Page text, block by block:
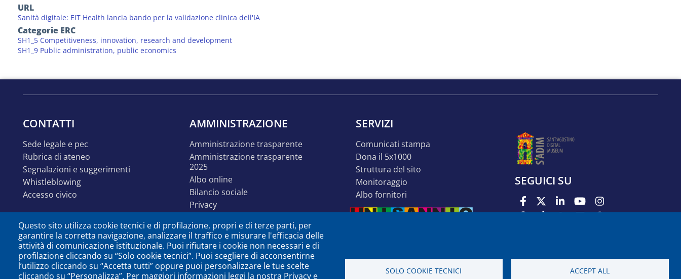
URL
Sanità digitale: EIT Health lancia bando per la validazione clinica dell'IA
Categorie ERC
SH1_5 Competitiveness, innovation, research and development
SH1_9 Public administration, public economics
CONTATTI
sede legale e pec
rubrica di ateneo
segnalazioni e suggerimenti
whistleblowing
accesso civico
AMMINISTRAZIONE
amministrazione trasparente
amministrazione trasparente
2025
albo online
bilancio sociale
privacy
accessibilità
disabilità o dsa
identità e linee guida
comunicazione
SERVIZI
comunicati stampa
dona il 5x1000
struttura del sito
monitoraggio
albo fornitori
SEGUICI SU
Questo sito utilizza cookie tecnici e di profilazione, propri e di terze parti, per
garantire la corretta navigazione, analizzare il traffico e misurare l'efficacia delle
attività di comunicazione istituzionale. Puoi rifiutare i cookie non necessari e di
profilazione cliccando su “Solo cookie tecnici”. Puoi scegliere di acconsentirne
l’utilizzo cliccando su “Accetta tutti” oppure puoi personalizzare le tue scelte
cliccando su “Personalizza”. Per maggiori informazioni leggi la nostra Privacy e
SOLO COOKIE TECNICI ACCEPT ALL